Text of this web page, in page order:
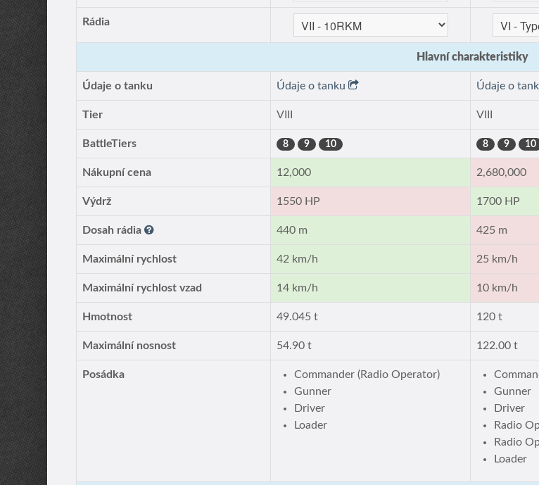
Rádia
Hlavní charakteristiky
Údaje o tanku Údaje o tanku Údaje o
Tier VIII VIII
BattleTiers 8 9 10 8 9 10
Nákupní cena 12,000 2,680,000
Výdrž 1550 HP 1700 HP
Dosah rádia 440 m 425 m
Maximální rychlost 42 km/h 25 km/h
Maximální rychlost vzad 14 km/h 10 km/h
Hmotnost 49.045 t 120 t
Maximální nosnost 54.90 t 122.00 t
Posádka
Commander (Radio Operator)
Gunner
Driver
Loader
Gunner
Driver
Radio
Radio
Loader